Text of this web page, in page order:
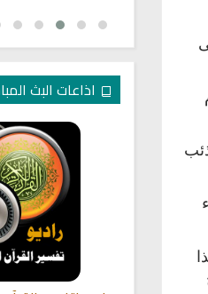
اذاعات البث